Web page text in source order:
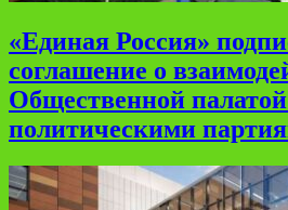
«Единая Россия»
соглашение о
Общественной
политическими